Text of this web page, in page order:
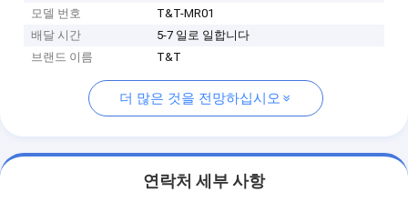
모델 번호
T&T-MR01
배달 시간
5-7 일로 일합니다
브랜드 이름
T&T
더 많은 것을 전망하십시오
연락처 세부 사항